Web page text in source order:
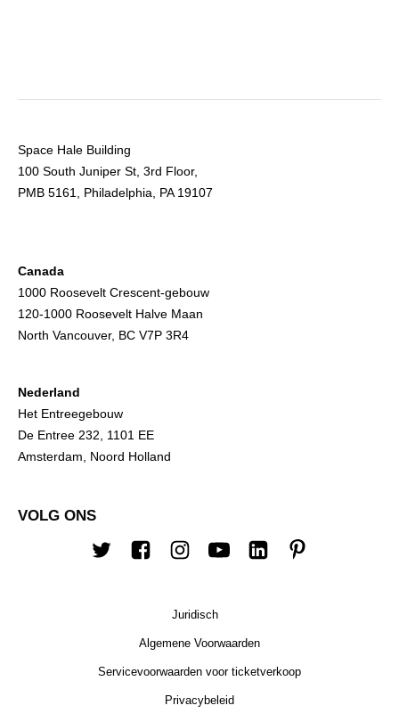
Space Hale Building
100 South Juniper St, 3rd Floor,
PMB 5161, Philadelphia, PA 19107
Canada
1000 Roosevelt Crescent-gebouw
120-1000 Roosevelt Halve Maan
North Vancouver, BC V7P 3R4
Nederland
Het Entreegebouw
De Entree 232, 1101 EE
Amsterdam, Noord Holland
VOLG ONS
TwitterFacebookInstagram
YouTubeLinkedin
Juridisch
Algemene Voorwaarden
Servicevoorwaarden voor ticketverkoop
Privacybeleid